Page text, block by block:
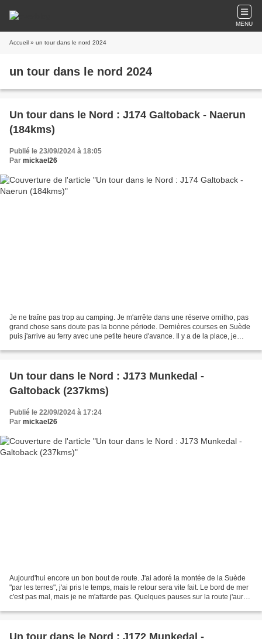
MENU
Accueil » un tour dans le nord 2024
un tour dans le nord 2024
Un tour dans le Nord : J174 Galtoback - Naerun
(184kms)
Publié le 23/09/2024 à 18:05
Par mickael26
Je ne traîne pas trop au camping. Je m'arrête dans une réserve ornitho, pas
grand chose sans doute pas la bonne période. Dernières courses en Suède
puis j'arrive au ferry avec une petite heure d'avance. Il y a de la place, je
Un tour dans le Nord : J173 Munkedal -
Galtoback (237kms)
Publié le 22/09/2024 à 17:24
Par mickael26
Aujourd'hui encore un bon bout de route. J'ai adoré la montée de la Suède
"par les terres", j'ai pris le temps, mais le retour sera vite fait. Le bord de mer
c'est pas mal, mais je ne m'attarde pas. Quelques pauses sur la route j'aurais